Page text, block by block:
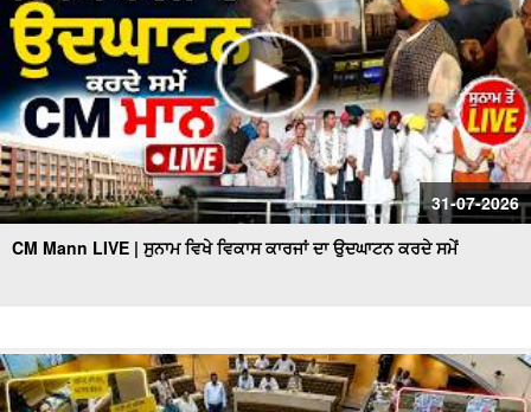
31-07-2026
CM Mann LIVE | ਸੁਨਾਮ ਵਿਖੇ ਵਿਕਾਸ ਕਾਰਜਾਂ ਦਾ ਉਦਘਾਟਨ ਕਰਦੇ ਸਮੇਂ